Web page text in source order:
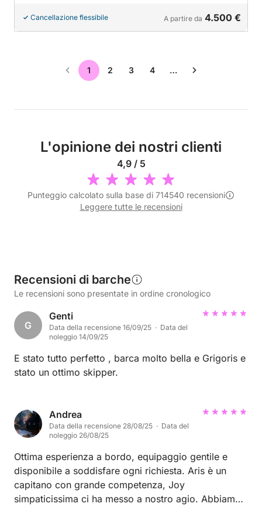
Cancellazione flessibile A partire da 4.500 €
1 2 3 4 …
L'opinione dei nostri clienti
4,9 / 5
Punteggio calcolato sulla base di 714540 recensioni
Leggere tutte le recensioni
Recensioni di barche
Le recensioni sono presentate in ordine cronologico
G
Genti
Data della recensione 16/09/25 · Data del
noleggio 14/09/25
E stato tutto perfetto , barca molto bella e Grigoris e
stato un ottimo skipper.
Andrea
Data della recensione 28/08/25 · Data del
noleggio 26/08/25
Ottima esperienza a bordo, equipaggio gentile e
disponibile a soddisfare ogni richiesta. Aris è un
capitano con grande competenza, Joy
simpaticissima ci ha messo a nostro agio. Abbiamo